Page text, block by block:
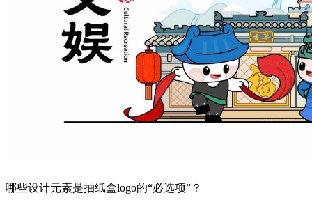
哪些设计元素是抽纸盒logo的“必选项”？